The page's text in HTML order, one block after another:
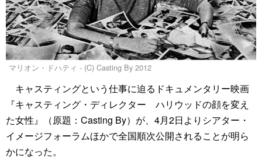
マリオン・ドハティ - (C) Casting By 2012
キャスティングという仕事に迫るドキュメンタリー映画
『キャスティング・ディレクター ハリウッドの顔を変え
た女性』（原題：Casting By）が、4月2日よりシアター・
イメージフォーラムほかで全国順次公開されることが明ら
かになった。